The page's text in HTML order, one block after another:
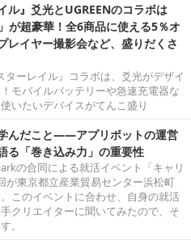
ル』爻光とUGREENのコラボは
が超豪華！全6商品に使える5％オ
レイヤー撮影会など、盛りだくさ
ターレイル』コラボは、爻光がデザイ
モバイルバッテリーや急速充電器な
いたいデバイスがてんこ盛り
んだこと――アプリボットの運営
る「巻き込み力」の重要性
の合同による就活イベント「キャリ
が東京都立産業貿易センター浜松町
このイベントに合わせ、自身の就活
クリエイターに聞いてみたので、そ
。